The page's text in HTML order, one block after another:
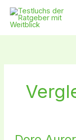
Zum
Inhalt
springen